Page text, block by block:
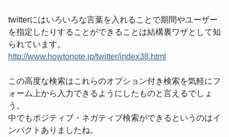
twitterにはいろいろな言葉を入れることで期間やユーザー
を指定したりすることができることは結構裏ワザとして知
られています。
http://www.howtonote.jp/twitter/index38.html
この高度な検索はこれらのオプション付き検索を気軽にフ
ォーム上から入力できるようにしたものと言えるでしょ
う。
中でもポジティブ・ネガティブ検索ができるというのはイ
ンパクトありましたね。